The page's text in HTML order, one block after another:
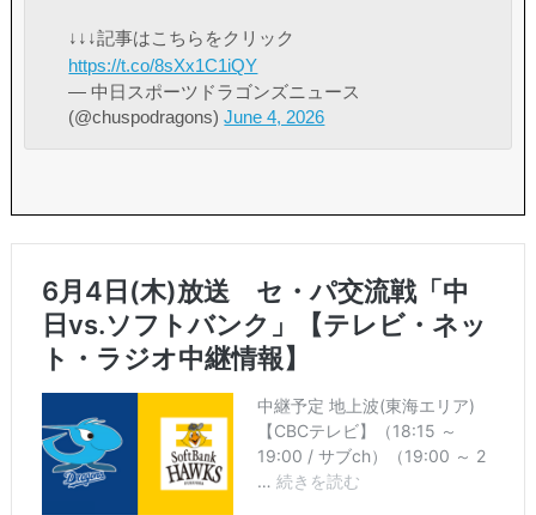
↓↓↓記事はこちらをクリック
https://t.co/8sXx1C1iQY
— 中日スポーツドラゴンズニュース
(@chuspodragons)June 4, 2026